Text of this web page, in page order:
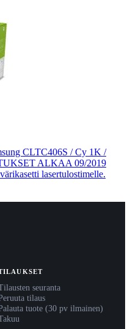
CLTC406S / Cy 1K /
ALKAA 09/2019
lasertulostimelle.
seuranta
tilaus
tuote (30 pv ilmainen)